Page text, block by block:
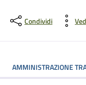
Condividi
AMMINISTRAZIONE